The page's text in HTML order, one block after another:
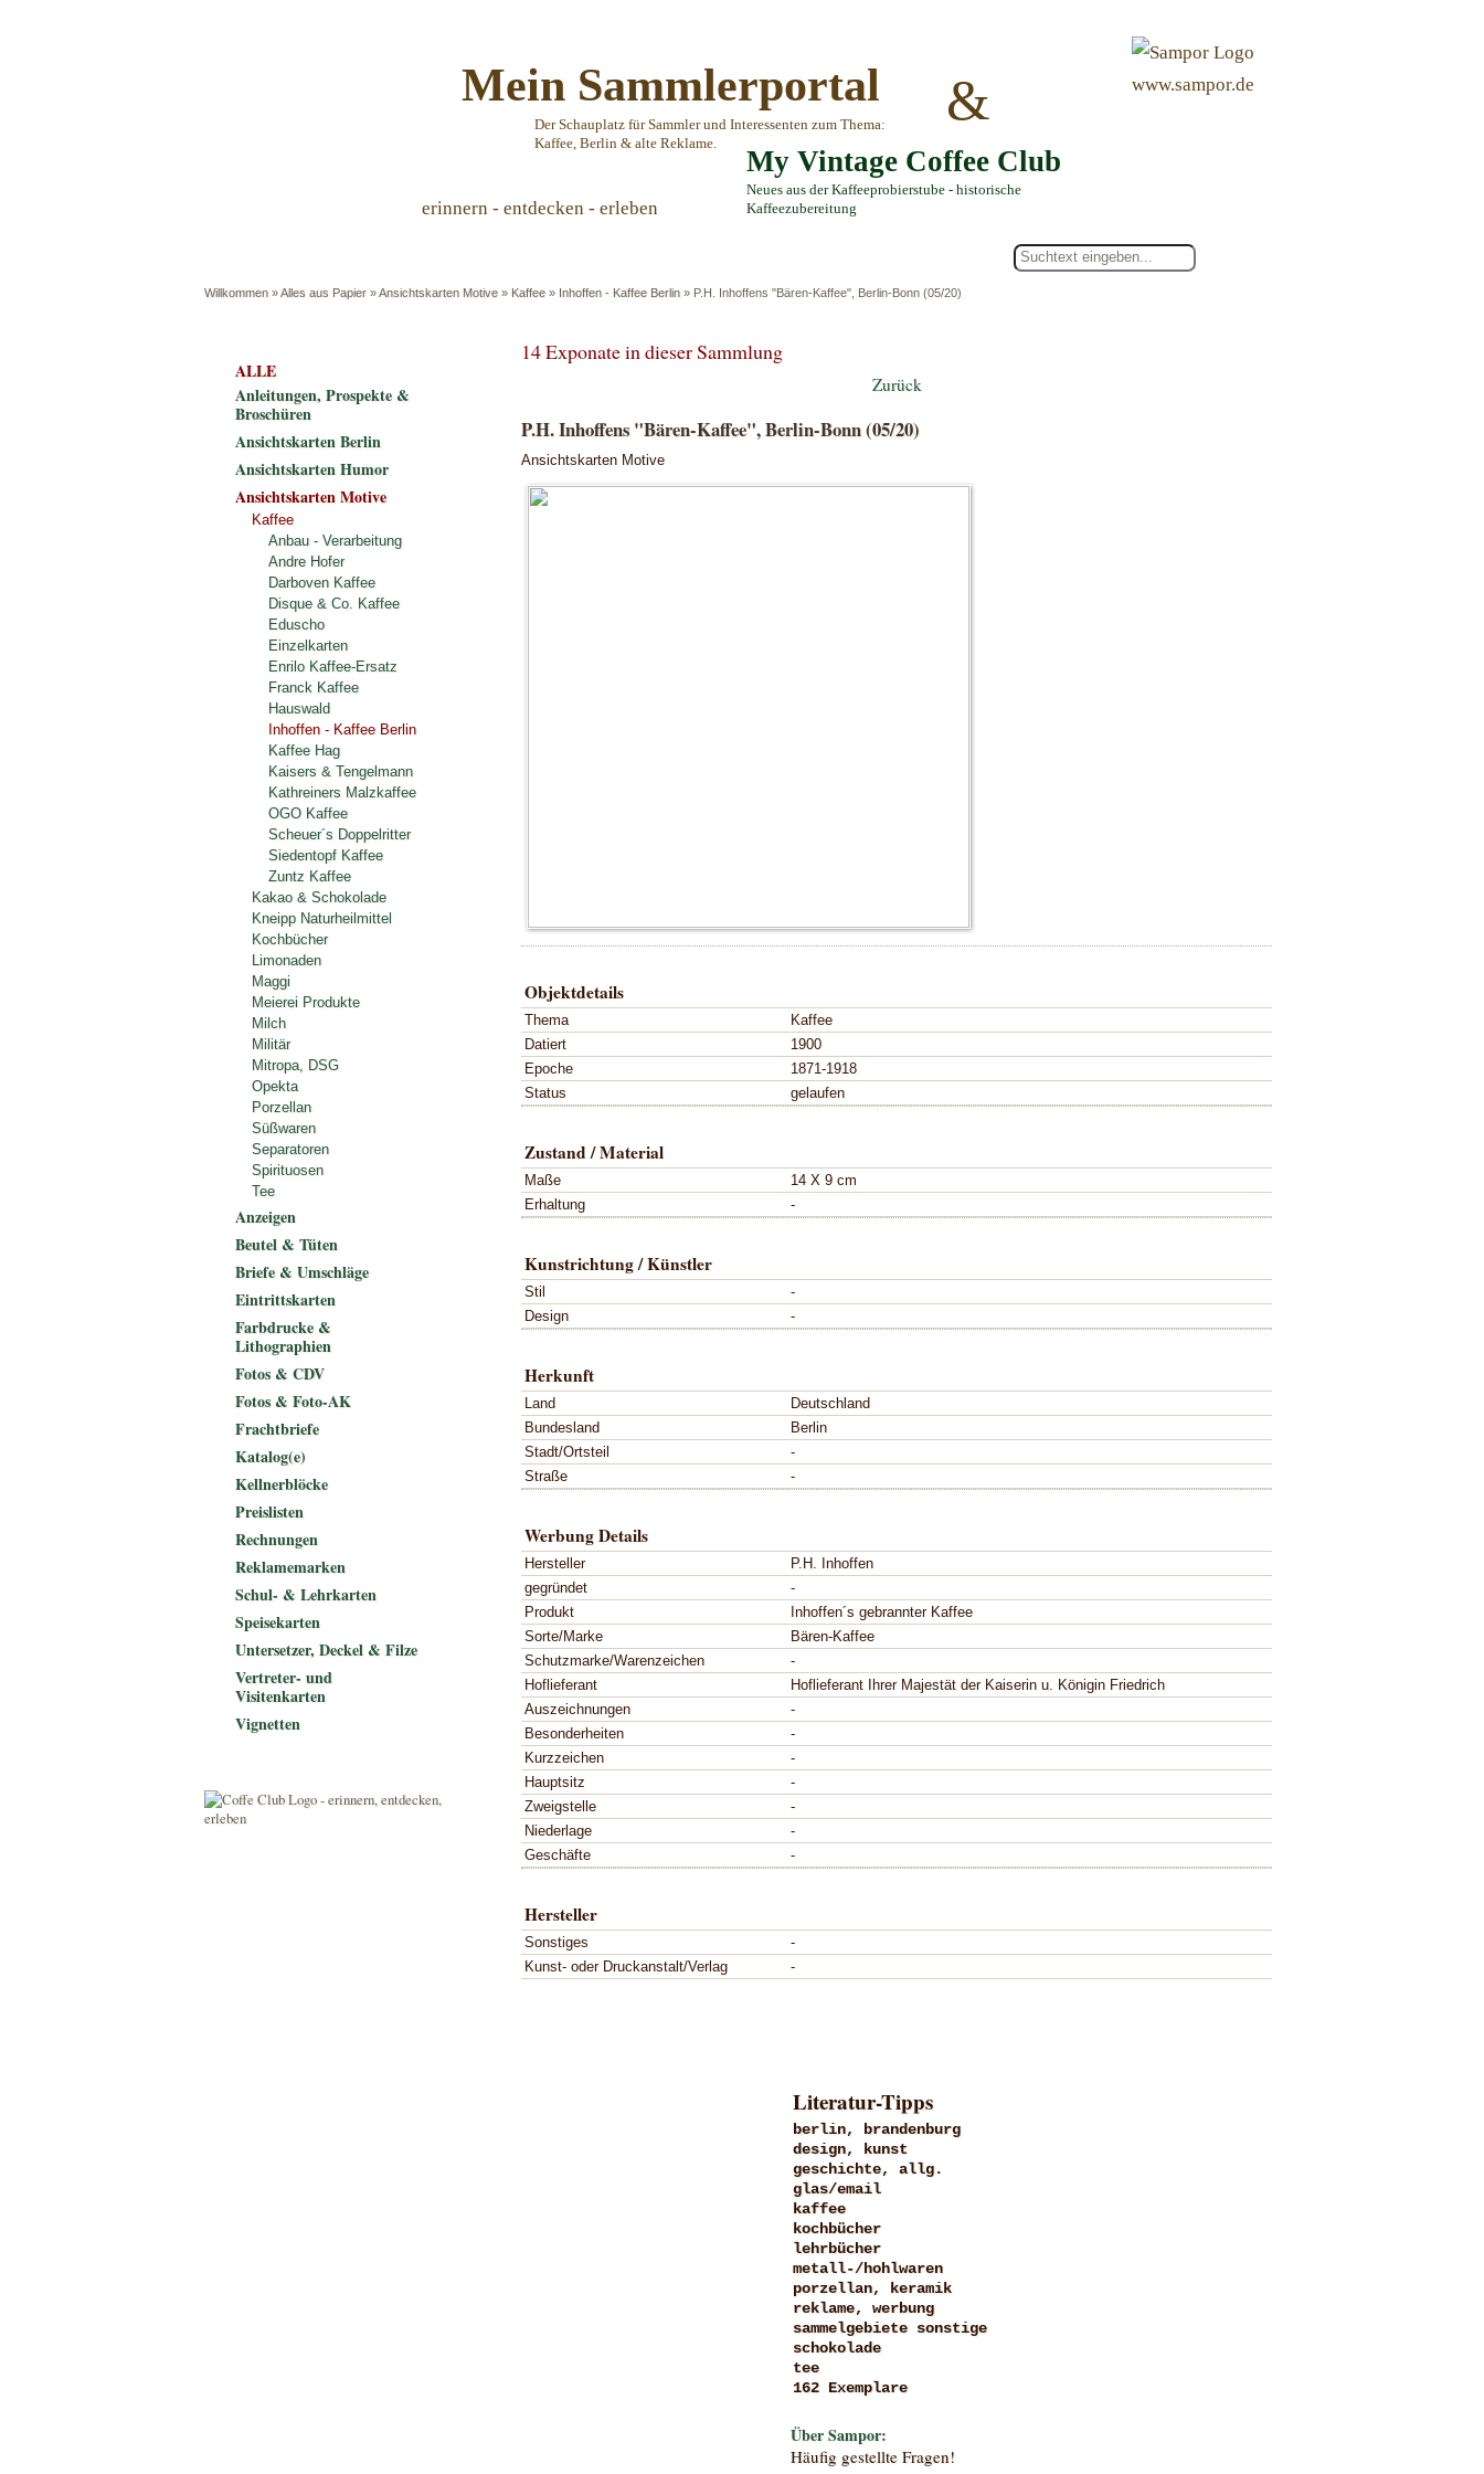
Mein Sammlerportal
Der Schauplatz für Sammler und Interessenten zum Thema:
Kaffee, Berlin & alte Reklame.
&
My Vintage Coffee Club
Neues aus der Kaffeeprobierstube - historische
Kaffeezubereitung
www.sampor.de
erinnern - entdecken - erleben
Willkommen »Alles aus Papier »Ansichtskarten Motive » Kaffee » Inhoffen - Kaffee Berlin » P.H. Inhoffens "Bären-Kaffee", Berlin-Bonn (05/20)
14 Exponate in dieser Sammlung
Zurück
P.H. Inhoffens "Bären-Kaffee", Berlin-Bonn (05/20)
Ansichtskarten Motive
Objektdetails
Thema
Kaffee
Datiert
1900
Epoche
1871-1918
Status
gelaufen
Zustand / Material
Maße
14 X 9 cm
Erhaltung
-
Kunstrichtung / Künstler
Stil
-
Design
-
Herkunft
Land
Deutschland
Bundesland
Berlin
Stadt/Ortsteil
-
Straße
-
Werbung Details
Hersteller
P.H. Inhoffen
gegründet
-
Produkt
Inhoffen´s gebrannter Kaffee
Sorte/Marke
Bären-Kaffee
Schutzmarke/Warenzeichen
-
Hoflieferant
Hoflieferant Ihrer Majestät der Kaiserin u. Königin Friedrich
Auszeichnungen
-
Besonderheiten
-
Kurzzeichen
-
Hauptsitz
-
Zweigstelle
-
Niederlage
-
Geschäfte
-
Hersteller
Sonstiges
-
Kunst- oder Druckanstalt/Verlag
-
ALLE
Anleitungen, Prospekte &
Broschüren
Ansichtskarten Berlin
Ansichtskarten Humor
Ansichtskarten Motive
Kaffee
Anbau - Verarbeitung
Andre Hofer
Darboven Kaffee
Disque & Co. Kaffee
Eduscho
Einzelkarten
Enrilo Kaffee-Ersatz
Franck Kaffee
Hauswald
Inhoffen - Kaffee Berlin
Kaffee Hag
Kaisers & Tengelmann
Kathreiners Malzkaffee
OGO Kaffee
Scheuer´s Doppelritter
Siedentopf Kaffee
Zuntz Kaffee
Kakao & Schokolade
Kneipp Naturheilmittel
Kochbücher
Limonaden
Maggi
Meierei Produkte
Milch
Militär
Mitropa, DSG
Opekta
Porzellan
Süßwaren
Separatoren
Spirituosen
Tee
Anzeigen
Beutel & Tüten
Briefe & Umschläge
Eintrittskarten
Farbdrucke &
Lithographien
Fotos & CDV
Fotos & Foto-AK
Frachtbriefe
Katalog(e)
Kellnerblöcke
Preislisten
Rechnungen
Reklamemarken
Schul- & Lehrkarten
Speisekarten
Untersetzer, Deckel & Filze
Vertreter- und
Visitenkarten
Vignetten
Literatur-Tipps
berlin, brandenburg
design, kunst
geschichte, allg.
glas/email
kaffee
kochbücher
lehrbücher
metall-/hohlwaren
porzellan, keramik
reklame, werbung
sammelgebiete sonstige
schokolade
tee
162 Exemplare
Über Sampor:
Häufig gestellte Fragen!